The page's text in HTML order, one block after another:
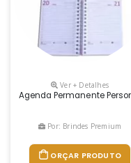
Ver + Detalhes
Agenda Permanente
Por: Brindes Premium
ORÇAR PRODUTO